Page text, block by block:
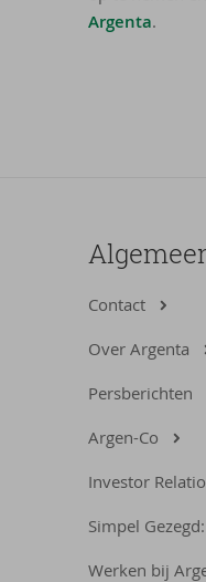
Argenta.
Contact
Over Argenta
Persberichten
Argen-Co
Investor
Simpel
Werken bij